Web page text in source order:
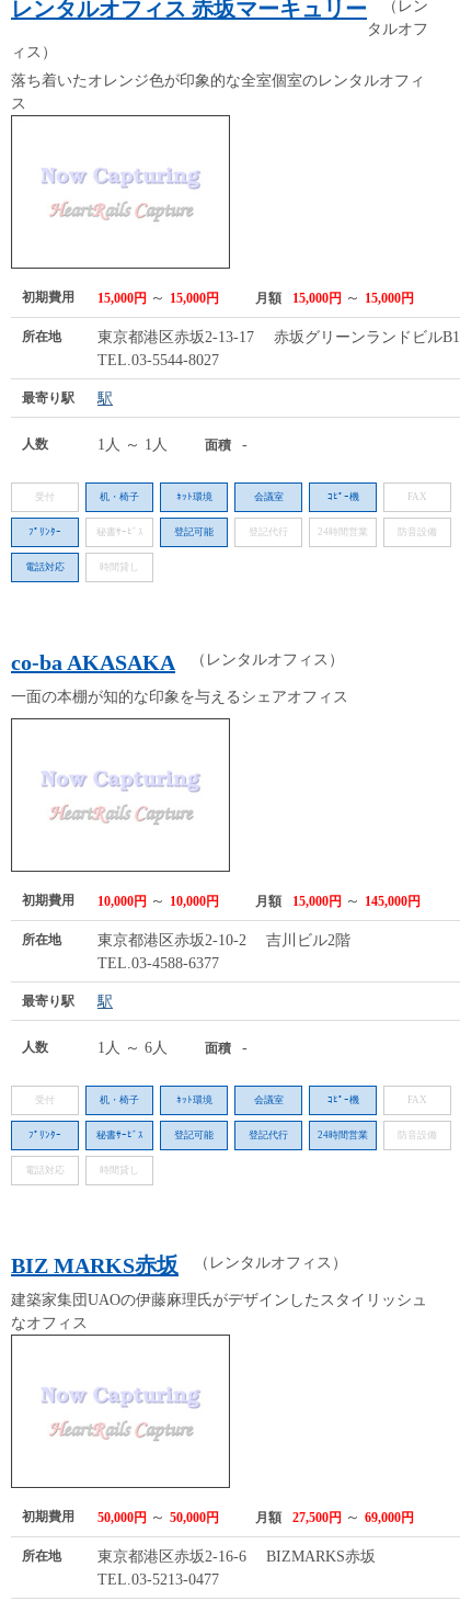
レンタルオフィス 赤坂マーキュリー （レン
タルオフ
ィス）
落ち着いたオレンジ色が印象的な全室個室のレンタルオフィ
ス
初期費用 15,000円 ～ 15,000円 月額 15,000円 ～ 15,000円
所在地
東京都港区赤坂2-13-17 赤坂グリーンランドビルB1F
TEL.03-5544-8027
最寄り駅 駅
人数 1人 ～ 1人 面積 -
受付 机・椅子 ﾈｯﾄ環境 会議室 ｺﾋﾟｰ機 FAX
ﾌﾟﾘﾝﾀｰ 秘書ｻｰﾋﾞｽ 登記可能 登記代行 24時間営業 防音設備
電話対応 時間貸し
co-ba AKASAKA （レンタルオフィス）
一面の本棚が知的な印象を与えるシェアオフィス
初期費用 10,000円 ～ 10,000円 月額 15,000円 ～ 145,000円
所在地
東京都港区赤坂2-10-2 吉川ビル2階
TEL.03-4588-6377
最寄り駅 駅
人数 1人 ～ 6人 面積 -
受付 机・椅子 ﾈｯﾄ環境 会議室 ｺﾋﾟｰ機 FAX
ﾌﾟﾘﾝﾀｰ 秘書ｻｰﾋﾞｽ 登記可能 登記代行 24時間営業 防音設備
電話対応 時間貸し
BIZ MARKS赤坂 （レンタルオフィス）
建築家集団UAOの伊藤麻理氏がデザインしたスタイリッシュ
なオフィス
初期費用 50,000円 ～ 50,000円 月額 27,500円 ～ 69,000円
所在地
東京都港区赤坂2-16-6 BIZMARKS赤坂
TEL.03-5213-0477